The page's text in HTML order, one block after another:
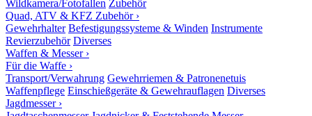
Wildkamera/Fotofallen Zubehör
Quad, ATV & KFZ Zubehör ›
Gewehrhalter Befestigungssysteme & Winden Instrumente
Revierzubehör Diverses
Waffen & Messer ›
Für die Waffe ›
Transport/Verwahrung Gewehrriemen & Patronenetuis
Waffenpflege Einschießgeräte & Gewehrauflagen Diverses
Jagdmesser ›